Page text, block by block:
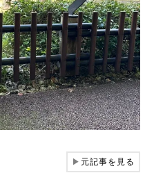
▶元記事を見る